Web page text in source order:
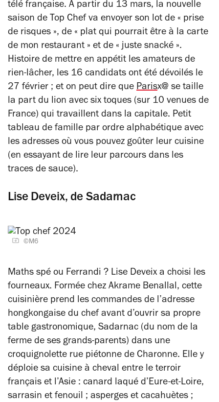
télé française. A partir du 13 mars, la nouvelle
saison de Top Chef va envoyer son lot de « prise
de risques », de « plat qui pourrait être à la carte
de mon restaurant » et de « juste snacké ».
Histoire de mettre en appétit les amateurs de
rien-lâcher, les 16 candidats ont été dévoilés le
27 février ; et on peut dire que Parisx@ se taille
la part du lion avec six toques (sur 10 venues de
France) qui travaillent dans la capitale. Petit
tableau de famille par ordre alphabétique avec
les adresses où vous pouvez goûter leur cuisine
(en essayant de lire leur parcours dans les
traces de sauce).
Lise Deveix, de Sadarnac
©M6
Maths spé ou Ferrandi ? Lise Deveix a choisi les
fourneaux. Formée chez Akrame Benallal, cette
cuisinière prend les commandes de l’adresse
hongkongaise du chef avant d’ouvrir sa propre
table gastronomique, Sadarnac (du nom de la
ferme de ses grands-parents) dans une
croquignolette rue piétonne de Charonne. Elle y
déploie sa cuisine à cheval entre le terroir
français et l’Asie : canard laqué d’Eure-et-Loire,
sarrasin et fenouil ; asperges et cacahuètes ;